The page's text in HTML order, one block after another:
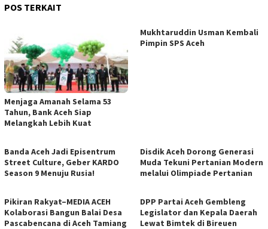
POS TERKAIT
Menjaga Amanah Selama 53
Tahun, Bank Aceh Siap
Melangkah Lebih Kuat
Mukhtaruddin Usman Kembali
Pimpin SPS Aceh
Banda Aceh Jadi Episentrum
Street Culture, Geber KARDO
Season 9 Menuju Rusia!
Disdik Aceh Dorong Generasi
Muda Tekuni Pertanian Modern
melalui Olimpiade Pertanian
Pikiran Rakyat–MEDIA ACEH
Kolaborasi Bangun Balai Desa
Pascabencana di Aceh Tamiang
DPP Partai Aceh Gembleng
Legislator dan Kepala Daerah
Lewat Bimtek di Bireuen